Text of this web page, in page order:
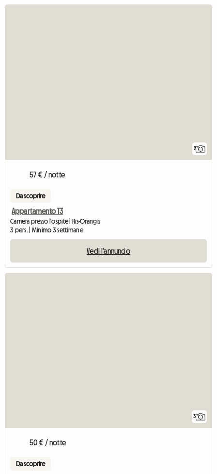
2
57 € / notte
Da scoprire
Appartamento T3
Camera presso l'ospite | Ris-Orangis
3 pers. | Minimo 3 settimane
Vedi l'annuncio
3
50 € / notte
Da scoprire